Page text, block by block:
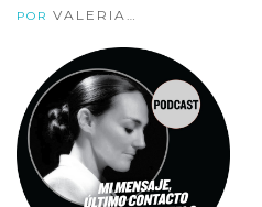
POR VALERIA